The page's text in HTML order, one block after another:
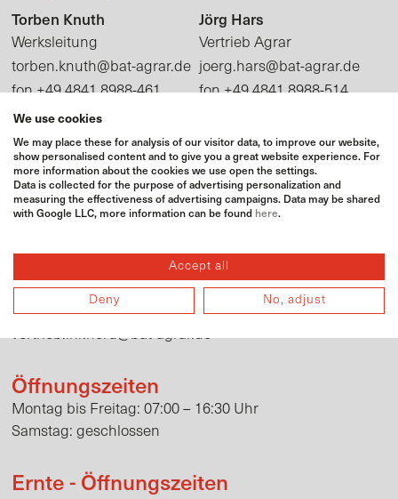
Torben Knuth
Werksleitung
torben.knuth@bat-agrar.de
fon+49 4841 8988-461
mobil+49 163 287 03 01
Jörg Hars
Vertrieb Agrar
joerg.hars@bat-agrar.de
fon+49 4841 8988-514
Adresse
BAT Agrar GmbH & Co. KG
fon+49 4841 8988-0
fax+49 4841 8988-71
vertrieb.lhr.nord@bat-agrar.de
Öffnungszeiten
Montag bis Freitag: 07:00 – 16:30 Uhr
Samstag: geschlossen
Ernte - Öffnungszeiten
We use cookies
We may place these for analysis of our visitor data, to improve our website,
show personalised content and to give you a great website experience. For
more information about the cookies we use open the settings.
Data is collected for the purpose of advertising personalization and
measuring the effectiveness of advertising campaigns. Data may be shared
with Google LLC, more information can be found here.
Accept all
Deny No, adjust